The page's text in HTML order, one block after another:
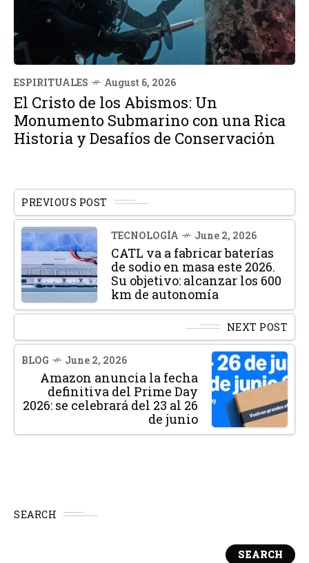
ESPIRITUALES August 6, 2026
El Cristo de los Abismos: Un
Monumento Submarino con una Rica
Historia y Desafíos de Conservación
PREVIOUS POST
TECNOLOGÍA June 2, 2026
CATL va a fabricar baterías
de sodio en masa este 2026.
Su objetivo: alcanzar los 600
km de autonomía
NEXT POST
BLOG June 2, 2026
Amazon anuncia la fecha
definitiva del Prime Day
2026: se celebrará del 23 al 26
de junio
SEARCH
SEARCH